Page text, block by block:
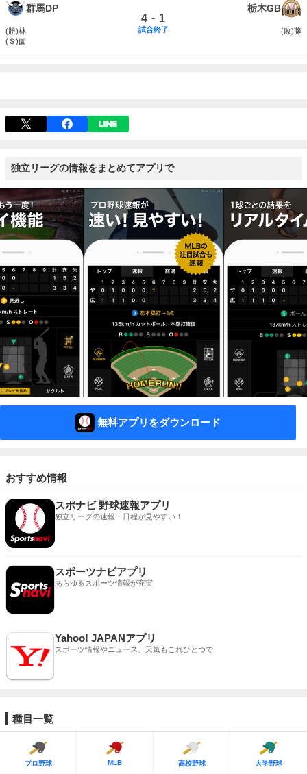
群馬DP
(勝)林
(Ｓ)薗
4 - 1
試合終了
栃木GB
(敗)藤
独立リーグの情報をまとめてアプリで
無料アプリをダウンロード
おすすめ情報
スポナビ 野球速報アプリ
独立リーグの速報・日程が見やすい！
スポーツナビアプリ
あらゆるスポーツ情報が充実
Yahoo! JAPANアプリ
スポーツ情報やニュース、天気もこれひとつで
種目一覧
プロ野球 MLB 高校野球 大学野球